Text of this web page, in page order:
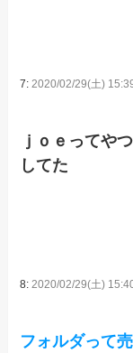
7:2020/02/29(土)
ｊｏｅってや
してた
8: 2020/02/29(土)
フォルダって